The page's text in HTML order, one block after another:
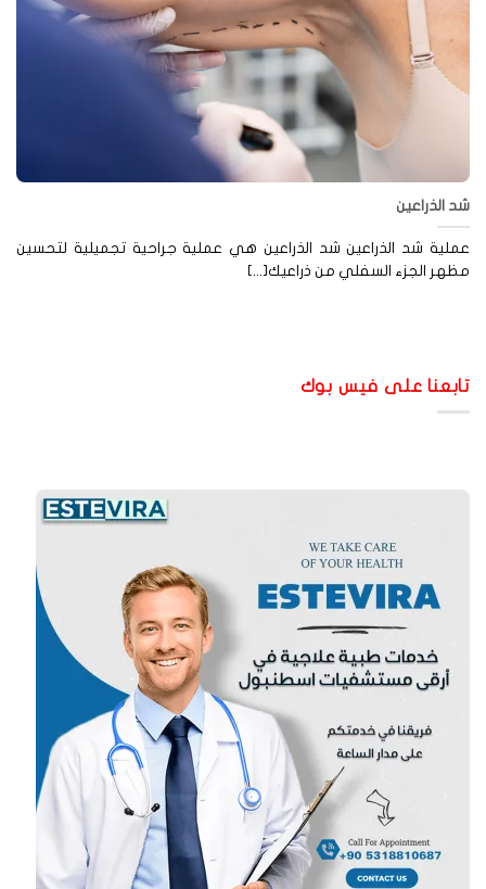
الذراعين
شد الذراعين شد الذراعين هي عملية جراحية تجميلية لتحسين
الجزء السفلي من ذراعيك[...]
على فيس بوك